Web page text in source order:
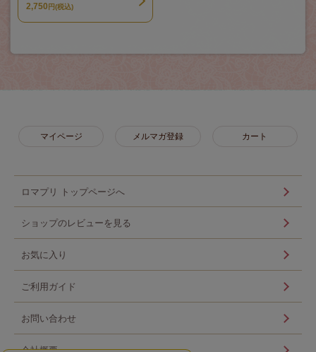
2,750 円(税込)
マイページ メルマガ登録 カート
ロマプリ トップページへ
ショップのレビューを見る
お気に入り
ご利用ガイド
お問い合わせ
会社概要